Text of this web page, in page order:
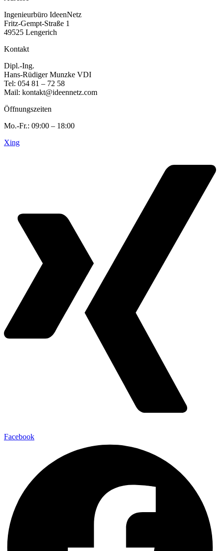
Ingenieurbüro IdeenNetz
Fritz-Gempt-Straße 1
49525 Lengerich
Kontakt
Dipl.-Ing.
Hans-Rüdiger Munzke VDI
Tel: 054 81 – 72 58
Mail: kontakt@ideennetz.com
Öffnungszeiten
Mo.-Fr.: 09:00 – 18:00
Xing
Facebook